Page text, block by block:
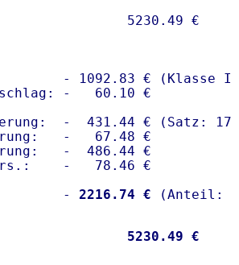
- 1092.83 € (Klasse I)
-   60.10 €
-  431.44 € (Satz:
-   67.48 €
-  486.44 €
-   78.46 €
-
2216.74 €
Brutto: 5230.49 €